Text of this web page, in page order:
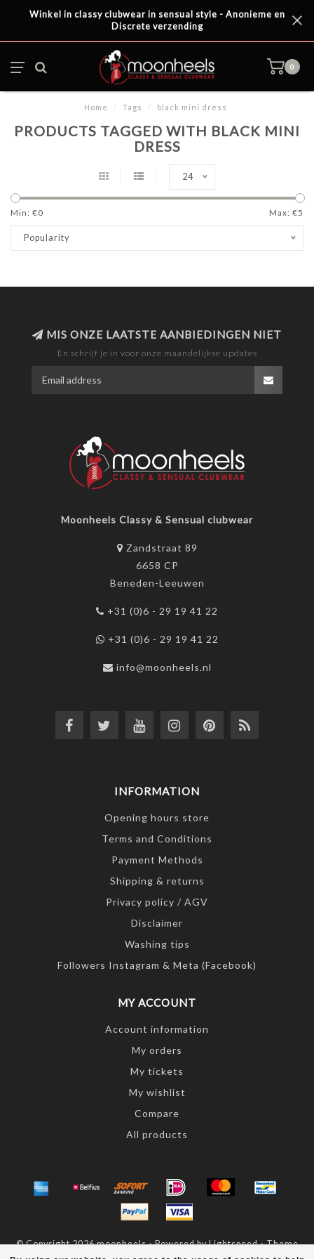
Winkel in classy clubwear in sensual style - Anonieme en
Discrete verzending
0
Home / Tags / black mini dress
PRODUCTS TAGGED WITH BLACK MINI
DRESS
24
Min: €0 Max: €5
Popularity
MIS ONZE LAATSTE AANBIEDINGEN NIET
En schrijf je in voor onze maandelijkse updates
Moonheels Classy & Sensual clubwear
Zandstraat 89
6658 CP
Beneden-Leeuwen
+31 (0)6 - 29 19 41 22
+31 (0)6 - 29 19 41 22
info@moonheels.nl
INFORMATION
Opening hours store
Terms and Conditions
Payment Methods
Shipping & returns
Privacy policy / AGV
Disclaimer
Washing tips
Followers Instagram & Meta (Facebook)
MY ACCOUNT
Account information
My orders
My tickets
My wishlist
Compare
All products
© Copyright 2026 moonheels - Powered byLightspeed- Theme